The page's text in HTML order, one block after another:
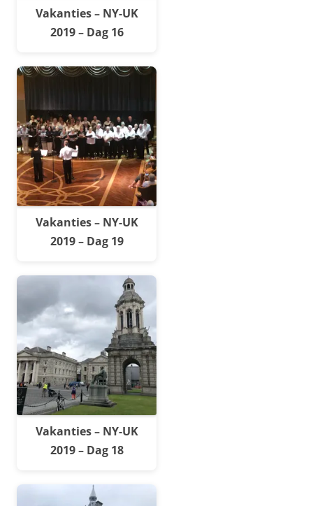
Vakanties – NY-UK
2019 – Dag 16
Vakanties – NY-UK
2019 – Dag 19
Vakanties – NY-UK
2019 – Dag 18